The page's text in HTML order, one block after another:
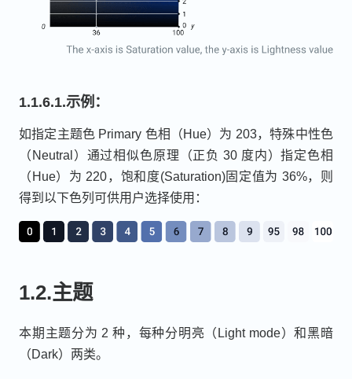
1.1.6.1.示例：
如指定主题色 Primary 色相（Hue）为 203，特殊中性色
（Neutral）通过相似色原理（正负 30 度内）指定色相
（Hue）为 220，饱和度(Saturation)固定值为 36%，则
得到以下色列可供用户选择使用：
1.2.主题
本期主题分为 2 种，每种分明亮（Light mode）和黑暗
（Dark）两类。